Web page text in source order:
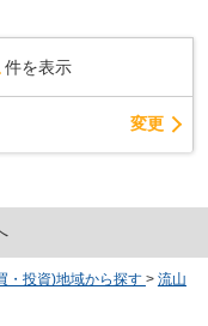
件を表示
変更
・投資)地域から探す > 流山